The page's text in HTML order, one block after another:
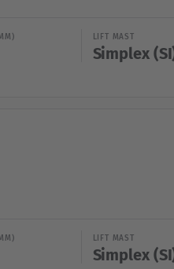
LIFT MAST
Simplex
LIFT MAST
Simplex